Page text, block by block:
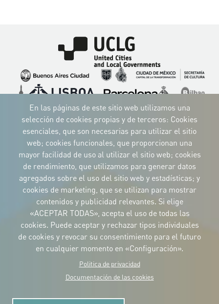
Imagen
Imagen
Imagen
ImagenImagen Imagen
Imagen
ImagenImagenImagen
IDENTIDAD CORPORATIVA
Descargue
los logotipos
y el manual
NEWSLETTER
CONTACTO
Carrer Avinyó, 15
08002 Barcelona
culture@uclg.org
En las páginas de este sitio web utilizamos una
selección de cookies propias y de terceros: Cookies
esenciales, que son necesarias para utilizar el sitio
web; cookies funcionales, que proporcionan una
mayor facilidad de uso al utilizar el sitio web; cookies
de rendimiento, que utilizamos para generar datos
agregados sobre el uso del sitio web y estadísticas; y
cookies de marketing, que se utilizan para mostrar
contenidos y publicidad relevantes. Si elige
«ACEPTAR TODAS», acepta el uso de todas las
cookies. Puede aceptar y rechazar tipos individuales
de cookies y revocar su consentimiento para el futuro
en cualquier momento en «Configuración».
Politica de privacidad
Documentación de las cookies